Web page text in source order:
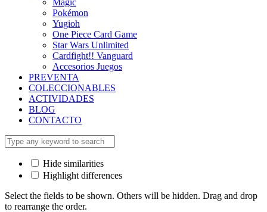
Magic
Pokémon
Yugioh
One Piece Card Game
Star Wars Unlimited
Cardfight!! Vanguard
Accesorios Juegos
PREVENTA
COLECCIONABLES
ACTIVIDADES
BLOG
CONTACTO
Hide similarities
Highlight differences
Select the fields to be shown. Others will be hidden. Drag and drop
to rearrange the order.